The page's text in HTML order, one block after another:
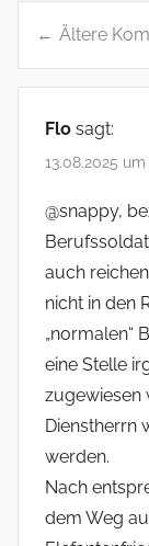
K
e
n
t
a
r
n
a
v
Ältere
Flo sagt:
13.08.2025
@snappy,
auch
nicht in den
„normalen“
eine Stelle
zugewiesen
Dienstherrn
werden.
Nach
dem Weg